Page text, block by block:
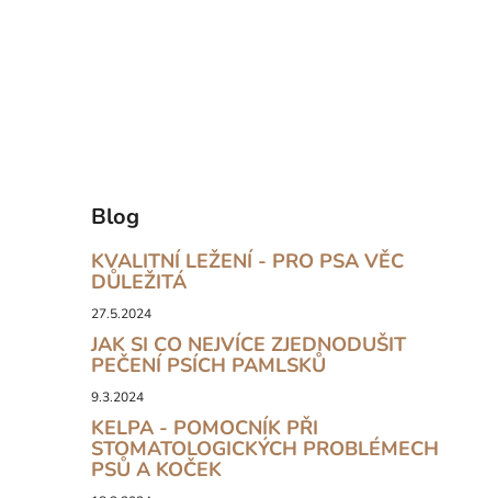
Blog
KVALITNÍ LEŽENÍ - PRO PSA VĚC
DŮLEŽITÁ
27.5.2024
JAK SI CO NEJVÍCE ZJEDNODUŠIT
PEČENÍ PSÍCH PAMLSKŮ
9.3.2024
KELPA - POMOCNÍK PŘI
STOMATOLOGICKÝCH PROBLÉMECH
PSŮ A KOČEK